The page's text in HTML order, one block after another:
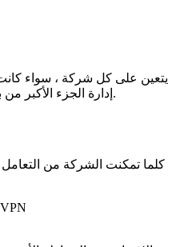
يتعين على كل شركة ، سواء
إدارة الجزء الأكبر من بيانات الصور على أساس يومي.
كلما تمكنت الشركة من
خدمات إدخال البيانات عن بعد VPN